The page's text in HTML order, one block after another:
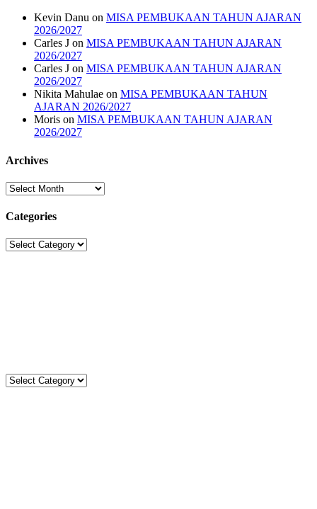
Kevin Danu on MISA PEMBUKAAN TAHUN AJARAN
2026/2027
Carles J on MISA PEMBUKAAN TAHUN AJARAN
2026/2027
Carles J on MISA PEMBUKAAN TAHUN AJARAN
2026/2027
Nikita Mahulae on MISA PEMBUKAAN TAHUN
AJARAN 2026/2027
Moris on MISA PEMBUKAAN TAHUN AJARAN
2026/2027
Archives
Archives
Categories
Categories
Kategori